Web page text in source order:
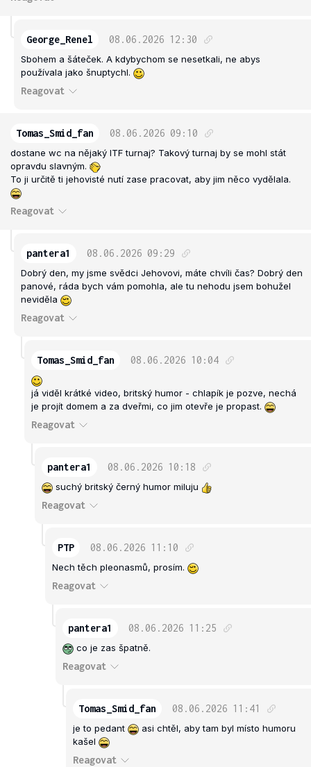
George_Renel 08.06.2026 12:30
Sbohem a šáteček. A kdybychom se nesetkali, ne abys
používala jako šnuptychl.
Reagovat
Tomas_Smid_fan 08.06.2026 09:10
dostane wc na nějaký ITF turnaj? Takový turnaj by se mohl stát
opravdu slavným.
To ji určitě ti jehovisté nutí zase pracovat, aby jim něco vydělala.
Reagovat
pantera1 08.06.2026 09:29
Dobrý den, my jsme svědci Jehovovi, máte chvíli čas? Dobrý den
panové, ráda bych vám pomohla, ale tu nehodu jsem bohužel
neviděla
Reagovat
Tomas_Smid_fan 08.06.2026 10:04
já viděl krátké video, britský humor - chlapík je pozve, nechá
je projít domem a za dveřmi, co jim otevře je propast.
Reagovat
pantera1 08.06.2026 10:18
suchý britský černý humor miluju
Reagovat
PTP 08.06.2026 11:10
Nech těch pleonasmů, prosím.
Reagovat
pantera1 08.06.2026 11:25
co je zas špatně.
Reagovat
Tomas_Smid_fan 08.06.2026 11:41
je to pedant
asi chtěl, aby tam byl místo humoru
kašel
Reagovat